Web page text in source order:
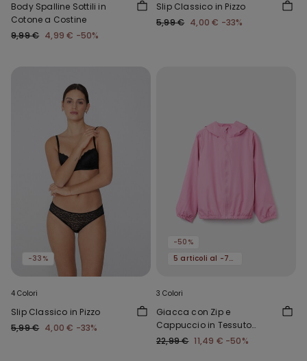
Body Spalline Sottili in
Cotone a Costine
9,99 € 4,99 € -50%
Slip Classico in Pizzo
5,99 € 4,00 € -33%
-33%
4 Colori
Slip Classico in Pizzo
5,99 € 4,00 € -33%
-50%
5 articoli al -70%
3 Colori
Giacca con Zip e
Cappuccio in Tessuto
Tecnico Bimbi Unisex
22,99 € 11,49 € -50%